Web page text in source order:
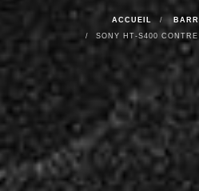
ACCUEIL
SONY HT-S400